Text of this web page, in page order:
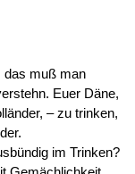
das muß man
Euer Däne,
– zu trinken,
im Trinken?